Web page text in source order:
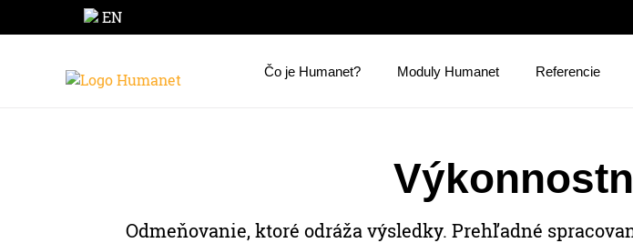
EN
Čo je Humanet? Moduly Humanet Referencie
Odmeňovanie, ktoré odráža výsledky. Prehľadné